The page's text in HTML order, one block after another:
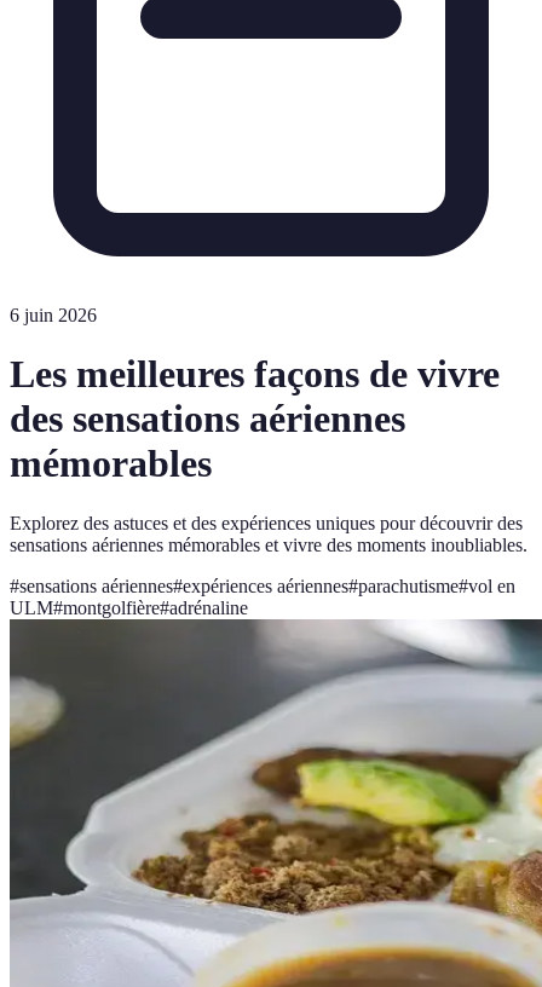
6 juin 2026
Les meilleures façons de vivre
des sensations aériennes
mémorables
Explorez des astuces et des expériences uniques pour découvrir des
sensations aériennes mémorables et vivre des moments inoubliables.
#sensations aériennes#expériences aériennes#parachutisme#vol en
ULM#montgolfière#adrénaline